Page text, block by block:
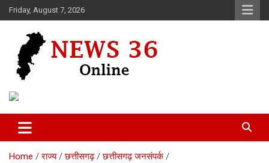
Skip
to
Friday, August 7, 2026
News 36
Home राज्य छत्तीसगढ़
छत्तीसगढ़ जनसंपर्क